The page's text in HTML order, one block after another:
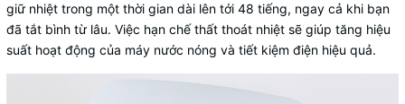
giữ nhiệt trong một thời gian dài lên tới 48 tiếng, ngay cả khi bạn
đã tắt bình từ lâu. Việc hạn chế thất thoát nhiệt sẽ giúp tăng hiệu
suất hoạt động của máy nước nóng và tiết kiệm điện hiệu quả.